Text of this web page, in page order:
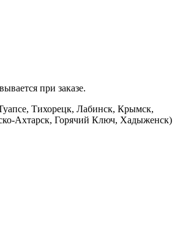
при заказе.
Тихорецк, Лабинск, Крымск,
Ахтарск, Горячий Ключ, Хадыженск)